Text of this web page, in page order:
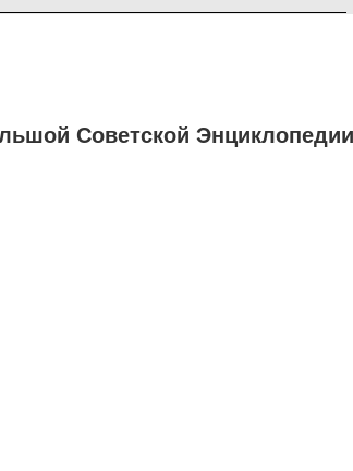
Советской Энциклопедии